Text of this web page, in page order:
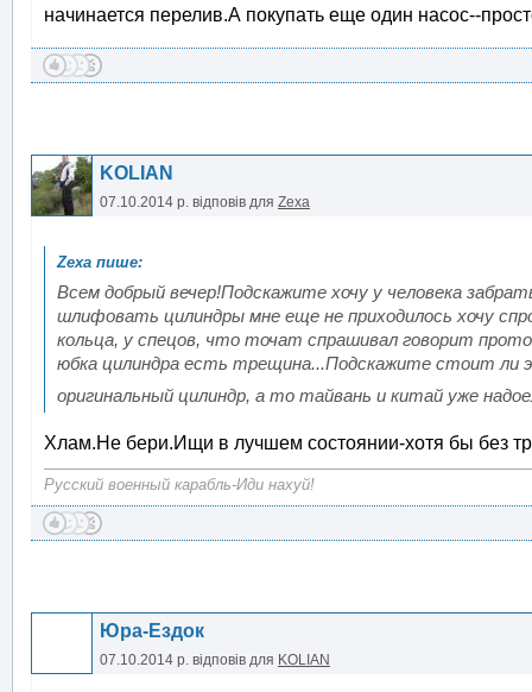
начинается перелив.А покупать еще один насос--
KOLIAN
07.10.2014 р. відповів для Zexa
Всем добрый вечер!Подскажите хочу у человека
шлифовать цилиндры мне еще не приходилось хочу
кольца, у спецов, что точат спрашивал говорит
юбка цилиндра есть трещина...Подскажите стоит ли
оригинальный цилиндр, а то тайвань и китай уже
Хлам.Не бери.Ищи в лучшем состоянии-хотя бы без
Русский военный карабль-Иди нахуй!
Юра-Ездок
07.10.2014 р. відповів для KOLIAN